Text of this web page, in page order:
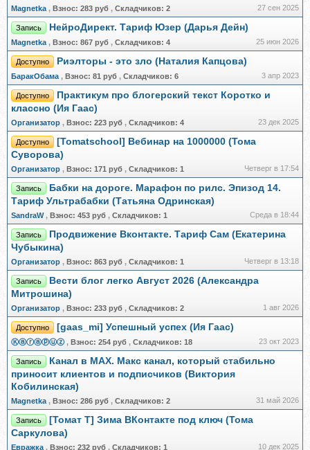
Magnetka , Взнос: 283 руб , Складчиков: 2 27 сен 2025
Запись НейроДирект. Тариф Юзер (Дарья Дейн)
Magnetka , Взнос: 867 руб , Складчиков: 4 25 июн 2026
Доступно Риэлторы - это зло (Наталия Капцова)
БаракОбама , Взнос: 81 руб , Складчиков: 6 3 апр 2023
Доступно
Практикум про блогерский текст Коротко и
классно (Ия Гаас)
Организатор , Взнос: 223 руб , Складчиков: 4 23 дек 2025
Доступно
[Tomatschool] Вебинар на 1000000 (Тома
Суворова)
Организатор , Взнос: 171 руб , Складчиков: 1 Четверг в 17:54
Запись
Бабки на дороге. Марафон по рилс. Эпизод 14.
Тариф Ультрабабки (Татьяна Одринская)
SandraW, Взнос: 453 руб , Складчиков: 1 Среда в 18:44
Запись
Продвижение Вконтакте. Тариф Сам (Екатерина
Чубыкина)
Организатор , Взнос: 863 руб , Складчиков: 1 Четверг в 13:18
Запись
Вести блог легко Август 2026 (Александра
Митрошина)
Организатор , Взнос: 233 руб , Складчиков: 2 1 авг 2026
Доступно [gaas_mi] Успешный успех (Ия Гаас)
Ⓚⓐⓡⓐⓟⓤⓩ , Взнос: 254 руб , Складчиков: 18 23 окт 2023
Запись
Канал в МAX. Макс канал, который стабильно
приносит клиентов и подписчиков (Виктория
Кобилинская)
Magnetka , Взнос: 286 руб , Складчиков: 2 31 май 2026
Запись
[Томат Т] Зима ВКонтакте под ключ (Тома
Саркулова)
Евражкa , Взнос: 232 руб , Складчиков: 1 10 дек 2025